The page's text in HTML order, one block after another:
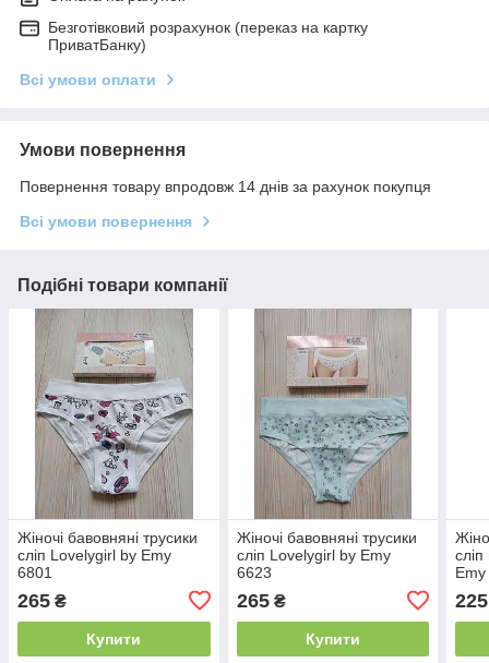
Безготівковий розрахунок (переказ на картку
ПриватБанку)
Всі умови оплати
Умови повернення
Повернення товару впродовж 14 днів за рахунок покупця
Всі умови повернення
Подібні товари компанії
Жіночі бавовняні трусики
сліп Lovelygirl by Emy
6801
265 ₴
Купити
Жіночі бавовняні трусики
сліп Lovelygirl by Emy
6623
265₴
Купити
225